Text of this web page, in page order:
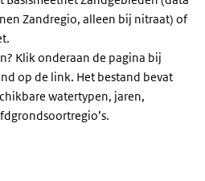
Zandregio, alleen bij nitraat) of
Klik onderaan de pagina bij
op de link. Het bestand bevat
watertypen, jaren,